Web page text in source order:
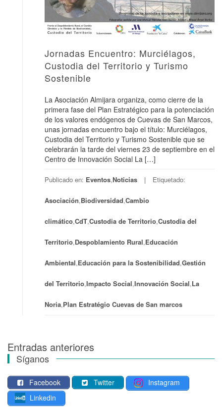
Jornadas Encuentro: Murciélagos,
Custodia del Territorio y Turismo
Sostenible
La Asociación Almijara organiza, como cierre de la
primera fase del Plan Estratégico para la potenciación
de los valores endógenos de Cuevas de San Marcos,
unas jornadas encuentro bajo el título: Murciélagos,
Custodia del Territorio y Turismo Sostenible que se
celebrarán la tarde del viernes 23 de septiembre en el
Centro de Innovación Social La […]
Publicado en: Eventos,Noticias Etiquetado:
Asociación,Biodiversidad,Cambio
climático,CdT,Custodia de Territorio,Custodia del
Territorio,Despoblamiento Rural,Educación
Ambiental,Educación para la Sostenibilidad,Gestión
del Territorio,Impacto Social,Innovación Social,La
Noria,Plan Estratégio Cuevas de San marcos
Navegación
de
entradas
Entradas anteriores
Síganos
Facebook Twitter
Instagram
Linkedin